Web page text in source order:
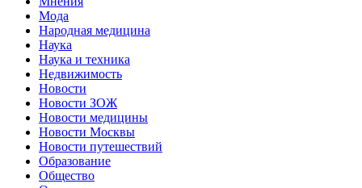
Мода
Народная медицина
Наука
Наука и техника
Недвижимость
Новости
Новости ЗОЖ
Новости медицины
Новости Москвы
Новости путешествий
Образование
Общество